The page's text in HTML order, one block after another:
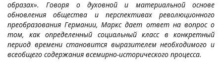
образах». Говоря о духовной и материальной основе
обновления общества и перспективах революционного
преобразования Германии, Маркс дает ответ на вопрос о
том, как определенный социальный класс в конкретный
период времени становится выразителем необходимого и
всеобщего содержания всемирно-исторического процесса.